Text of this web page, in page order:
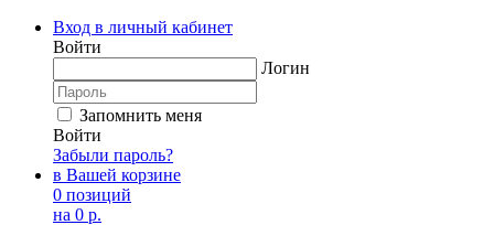
Вход в личный кабинет
Войти
Логин
Запомнить меня
Войти
Забыли пароль?
в Вашей корзине
0 позиций
на 0 р.